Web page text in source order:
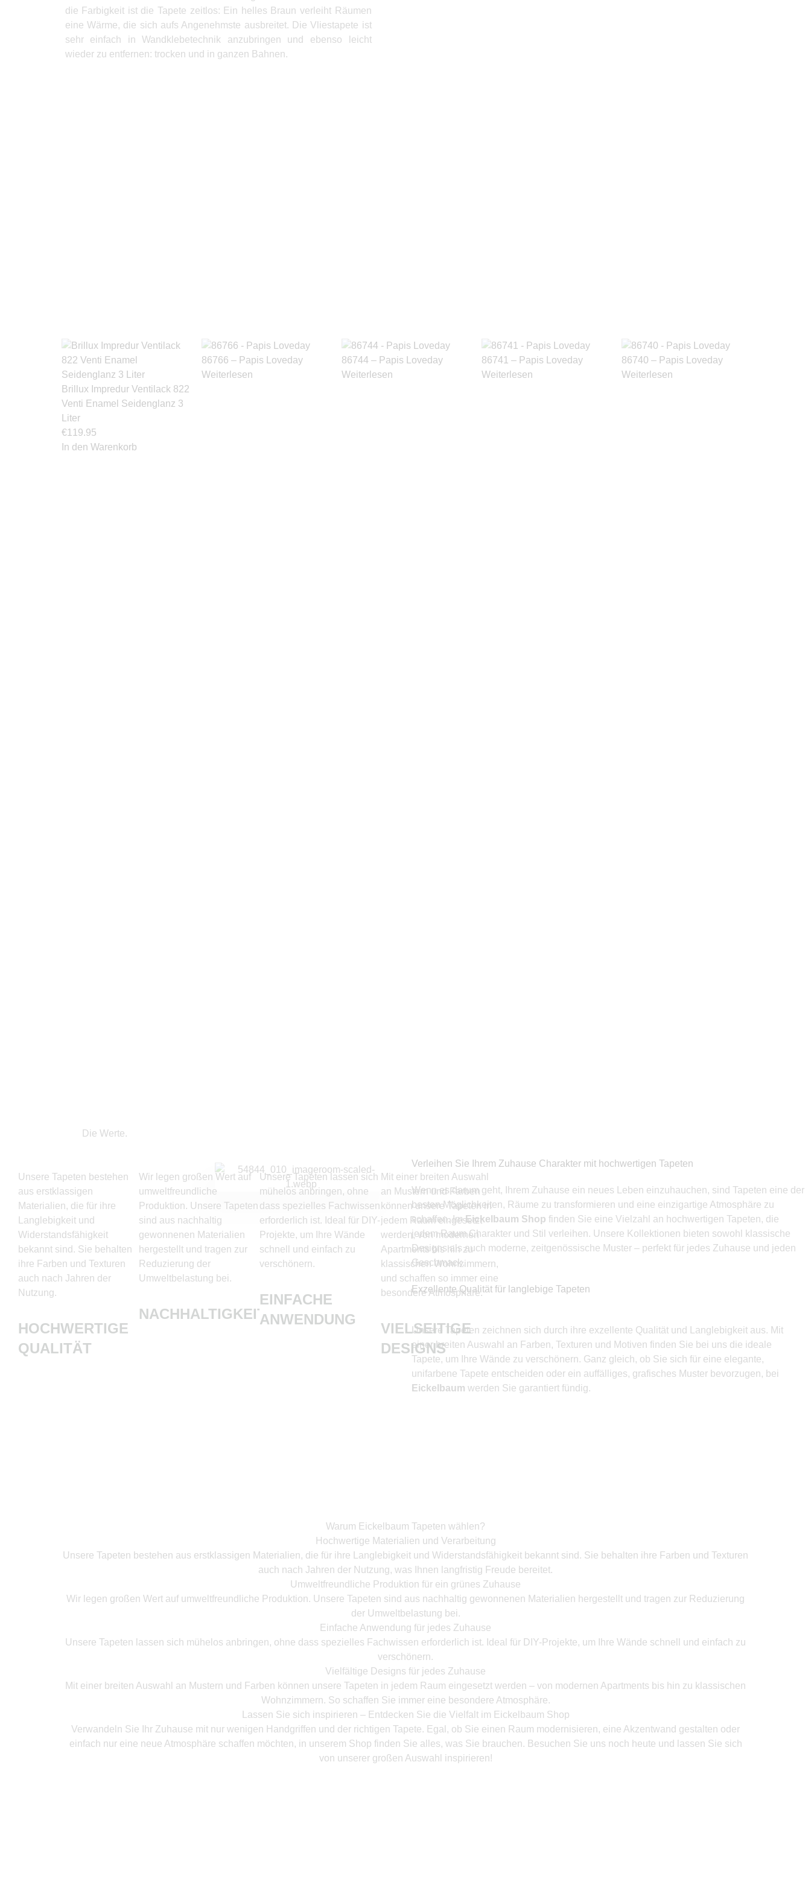
die Farbigkeit ist die Tapete zeitlos: Ein helles Braun verleiht Räumen
eine Wärme, die sich aufs Angenehmste ausbreitet. Die Vliestapete ist
sehr einfach in Wandklebetechnik anzubringen und ebenso leicht
wieder zu entfernen: trocken und in ganzen Bahnen.
Brillux Impredur Ventilack 822
Venti Enamel Seidenglanz 3
Liter
€119.95
In den Warenkorb
86766 – Papis Loveday
Weiterlesen
86744 – Papis Loveday
Weiterlesen
86741 – Papis Loveday
Weiterlesen
86740 – Papis Loveday
Weiterlesen
Die Werte.
Unsere Tapeten bestehen
aus erstklassigen
Materialien, die für ihre
Langlebigkeit und
Widerstandsfähigkeit
bekannt sind. Sie behalten
ihre Farben und Texturen
auch nach Jahren der
Nutzung.
HOCHWERTIGE
QUALITÄT
Wir legen großen Wert auf
umweltfreundliche
Produktion. Unsere Tapeten
sind aus nachhaltig
gewonnenen Materialien
hergestellt und tragen zur
Reduzierung der
Umweltbelastung bei.
NACHHALTIGKEIT
Unsere Tapeten lassen sich
mühelos anbringen, ohne
dass spezielles Fachwissen
erforderlich ist. Ideal für DIY-
Projekte, um Ihre Wände
schnell und einfach zu
verschönern.
EINFACHE
ANWENDUNG
Mit einer breiten Auswahl
an Mustern und Farben
können unsere Tapeten in
jedem Raum eingesetzt
werden, von modernen
Apartments bis hin zu
klassischen Wohnzimmern,
und schaffen so immer eine
besondere Atmosphäre.
VIELSEITIGE
DESIGNS
Verleihen Sie Ihrem Zuhause Charakter mit hochwertigen Tapeten
Wenn es darum geht, Ihrem Zuhause ein neues Leben einzuhauchen, sind Tapeten eine der
besten Möglichkeiten, Räume zu transformieren und eine einzigartige Atmosphäre zu
schaffen. ImEickelbaum Shop finden Sie eine Vielzahl an hochwertigen Tapeten, die
jedem Raum Charakter und Stil verleihen. Unsere Kollektionen bieten sowohl klassische
Designs als auch moderne, zeitgenössische Muster – perfekt für jedes Zuhause und jeden
Geschmack.
Exzellente Qualität für langlebige Tapeten
Unsere Tapeten zeichnen sich durch ihre exzellente Qualität und Langlebigkeit aus. Mit
einer breiten Auswahl an Farben, Texturen und Motiven finden Sie bei uns die ideale
Tapete, um Ihre Wände zu verschönern. Ganz gleich, ob Sie sich für eine elegante,
unifarbene Tapete entscheiden oder ein auffälliges, grafisches Muster bevorzugen, bei
Eickelbaum werden Sie garantiert fündig.
Warum Eickelbaum Tapeten wählen?
Hochwertige Materialien und Verarbeitung
Unsere Tapeten bestehen aus erstklassigen Materialien, die für ihre Langlebigkeit und Widerstandsfähigkeit bekannt sind. Sie behalten ihre Farben und Texturen
auch nach Jahren der Nutzung, was Ihnen langfristig Freude bereitet.
Umweltfreundliche Produktion für ein grünes Zuhause
Wir legen großen Wert auf umweltfreundliche Produktion. Unsere Tapeten sind aus nachhaltig gewonnenen Materialien hergestellt und tragen zur Reduzierung
der Umweltbelastung bei.
Einfache Anwendung für jedes Zuhause
Unsere Tapeten lassen sich mühelos anbringen, ohne dass spezielles Fachwissen erforderlich ist. Ideal für DIY-Projekte, um Ihre Wände schnell und einfach zu
verschönern.
Vielfältige Designs für jedes Zuhause
Mit einer breiten Auswahl an Mustern und Farben können unsere Tapeten in jedem Raum eingesetzt werden – von modernen Apartments bis hin zu klassischen
Wohnzimmern. So schaffen Sie immer eine besondere Atmosphäre.
Lassen Sie sich inspirieren – Entdecken Sie die Vielfalt im Eickelbaum Shop
Verwandeln Sie Ihr Zuhause mit nur wenigen Handgriffen und der richtigen Tapete. Egal, ob Sie einen Raum modernisieren, eine Akzentwand gestalten oder
einfach nur eine neue Atmosphäre schaffen möchten, in unserem Shop finden Sie alles, was Sie brauchen. Besuchen Sie uns noch heute und lassen Sie sich
von unserer großen Auswahl inspirieren!